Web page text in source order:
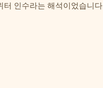
터 인수라는 해석이었습니